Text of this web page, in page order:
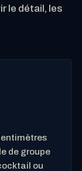
le détail, les
de groupe
ou